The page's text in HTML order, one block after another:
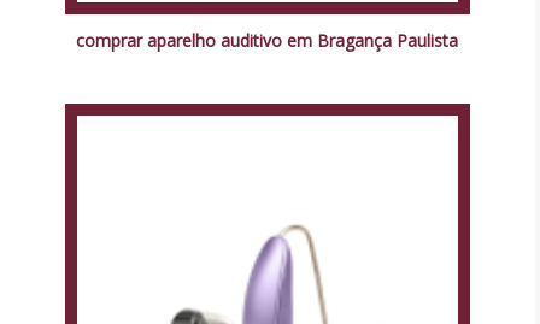
comprar aparelho auditivo em Bragança Paulista